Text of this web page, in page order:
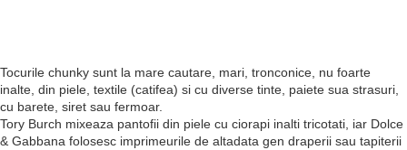
Tocurile chunky sunt la mare cautare, mari, tronconice, nu foarte
inalte, din piele, textile (catifea) si cu diverse tinte, paiete sua strasuri,
cu barete, siret sau fermoar.
Tory Burch mixeaza pantofii din piele cu ciorapi inalti tricotati, iar Dolce
& Gabbana folosesc imprimeurile de altadata gen draperii sau tapiterii